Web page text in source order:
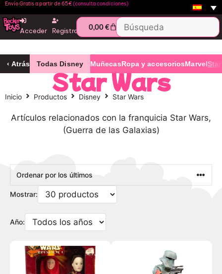
Envío Gratis a partir de 65€(consulta condiciones)
Acceder Registro 0,00€
‹ Atrás Todas Disney MuñecasRopa y accesoriosMarvel
Star Wars
Inicio Productos Disney Star Wars
Artículos relacionados con la franquicia Star Wars,
(Guerra de las Galaxias)
Mostrar:
Año: